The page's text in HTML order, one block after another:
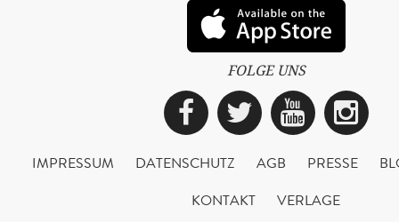
FOLGE UNS
Facebook
Twitter
IMPRESSUM DATENSCHUTZ AGB PRESSE
KONTAKT
VERLAGE